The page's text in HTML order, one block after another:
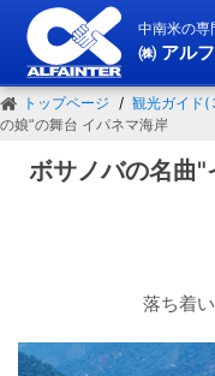
中南米の専
㈱ アル
トップページ 観光ガイド(
の娘”の舞台 イパネマ海岸
ボサノバの名曲"
落ち着